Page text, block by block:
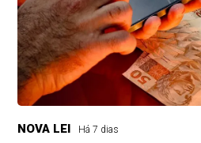
NOVA LEI Há 7 dias